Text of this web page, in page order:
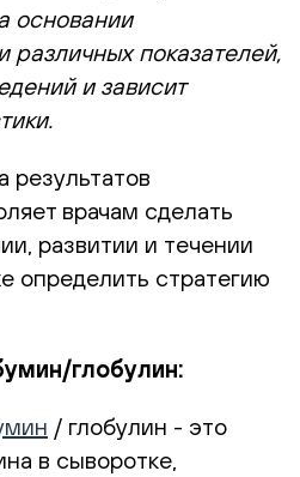
основании
различных показателей,
и зависит
результатов
врачам сделать
развитии и течении
определить стратегию
глобулин:
/ глобулин - это
в сыворотке,